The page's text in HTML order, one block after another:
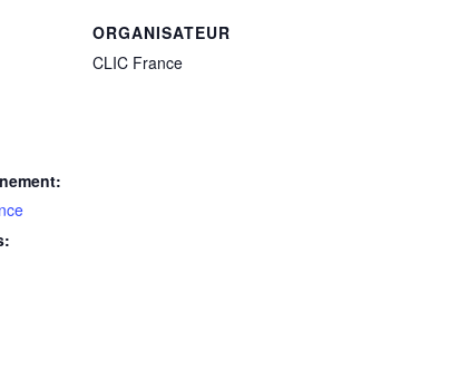
ORGANISATEUR
CLIC France